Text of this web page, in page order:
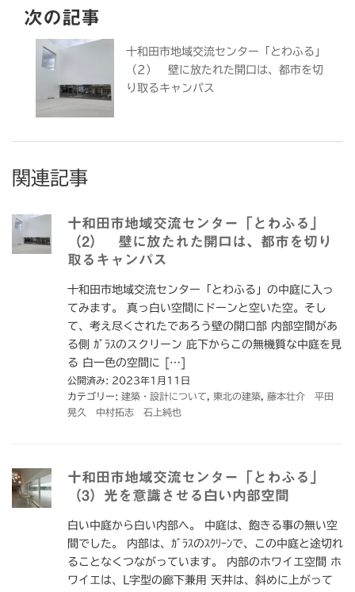
次の記事
十和田市地域交流センター「とわふる」
（2） 壁に放たれた開口は、都市を切
り取るキャンパス
関連記事
十和田市地域交流センター「とわふる」
（2） 壁に放たれた開口は、都市を切り
取るキャンパス
十和田市地域交流センター「とわふる」の中庭に入っ
てみます。 真っ白い空間にドーンと空いた空。そし
て、考え尽くされたであろう壁の開口部 内部空間があ
る側 ｶﾞﾗｽのスクリーン 庇下からこの無機質な中庭を見
る 白一色の空間に […]
公開済み: 2023年1月11日
カテゴリー: 建築・設計について, 東北の建築, 藤本壮介 平田
晃久 中村拓志 石上純也
十和田市地域交流センター「とわふる」
（3）光を意識させる白い内部空間
白い中庭から白い内部へ。 中庭は、飽きる事の無い空
間でした。 内部は、ｶﾞﾗｽのｽｸﾘｰﾝで、この中庭と途切れ
ることなくつながっています。 内部のホワイエ空間 ホ
ワイエは、L字型の廊下兼用 天井は、斜めに上がって